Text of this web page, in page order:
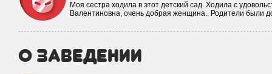
Моя сестра ходила в этот детский сад. Ходила с
Валентиновна, очень добрая женщина.. Родители были
о заведении